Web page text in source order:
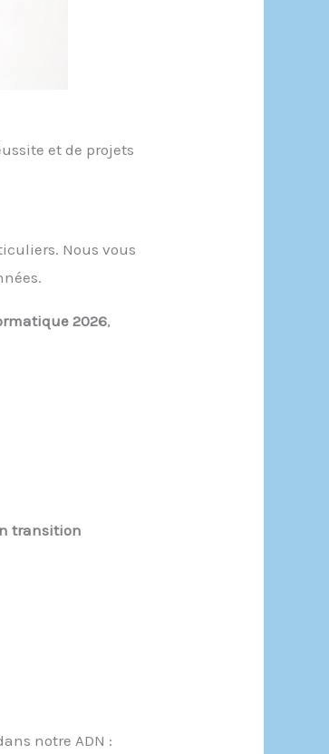
et de projets
Nous vous
2026,
transition
notre ADN :